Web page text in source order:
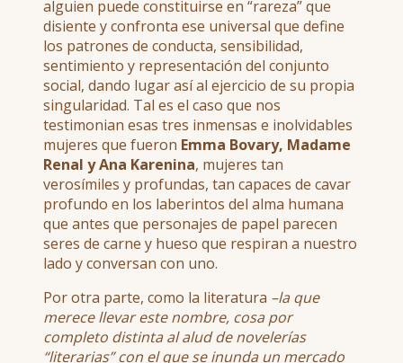
alguien puede constituirse en “rareza” que
disiente y confronta ese universal que define
los patrones de conducta, sensibilidad,
sentimiento y representación del conjunto
social, dando lugar así al ejercicio de su propia
singularidad. Tal es el caso que nos
testimonian esas tres inmensas e inolvidables
mujeres que fueron Emma Bovary, Madame
Renal y Ana Karenina, mujeres tan
verosímiles y profundas, tan capaces de cavar
profundo en los laberintos del alma humana
que antes que personajes de papel parecen
seres de carne y hueso que respiran a nuestro
lado y conversan con uno.
Por otra parte, como la literatura –la que
merece llevar este nombre, cosa por
completo distinta al alud de novelerías
“literarias” con el que se inunda un mercado